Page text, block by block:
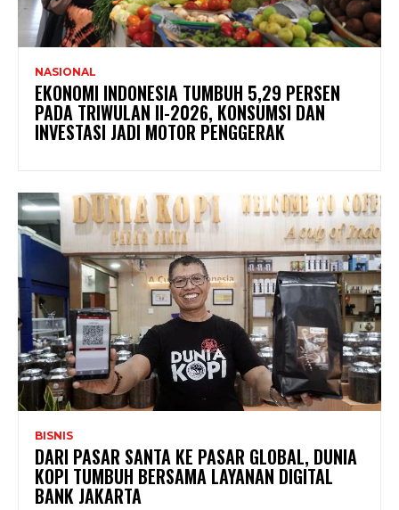
NASIONAL
EKONOMI INDONESIA TUMBUH 5,29 PERSEN
PADA TRIWULAN II-2026, KONSUMSI DAN
INVESTASI JADI MOTOR PENGGERAK
BISNIS
DARI PASAR SANTA KE PASAR GLOBAL, DUNIA
KOPI TUMBUH BERSAMA LAYANAN DIGITAL
BANK JAKARTA